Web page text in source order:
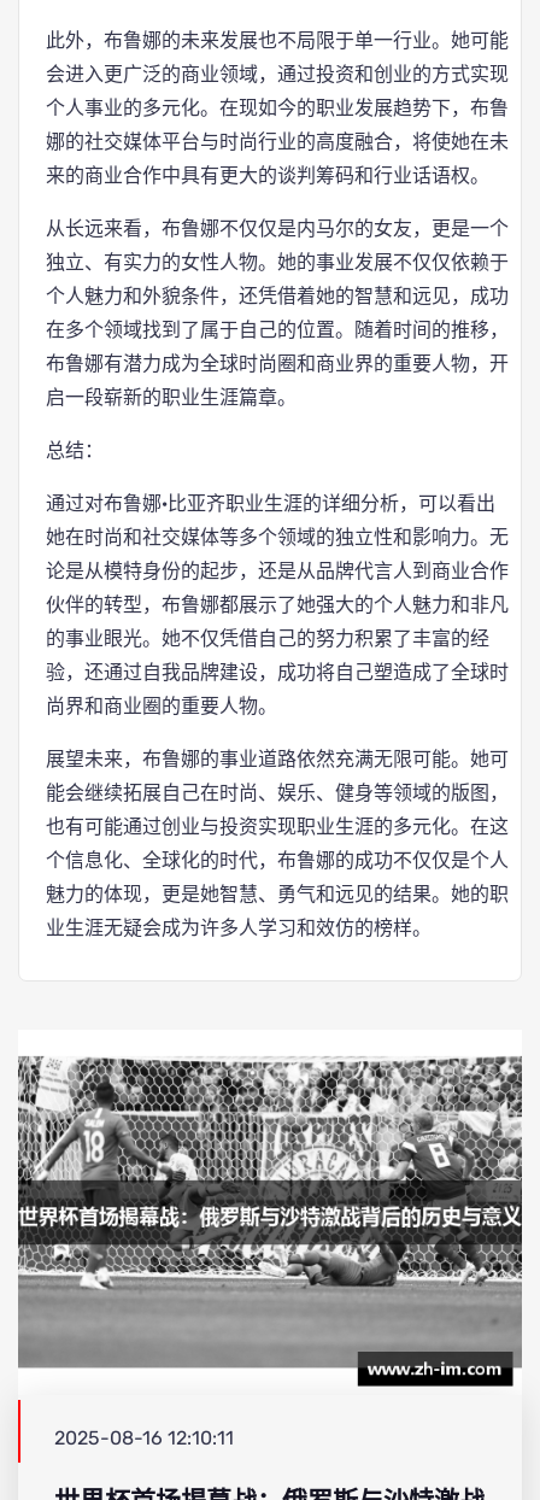
此外，布鲁娜的未来发展也不局限于单一行业。她可能
会进入更广泛的商业领域，通过投资和创业的方式实现
个人事业的多元化。在现如今的职业发展趋势下，布鲁
娜的社交媒体平台与时尚行业的高度融合，将使她在未
来的商业合作中具有更大的谈判筹码和行业话语权。
从长远来看，布鲁娜不仅仅是内马尔的女友，更是一个
独立、有实力的女性人物。她的事业发展不仅仅依赖于
个人魅力和外貌条件，还凭借着她的智慧和远见，成功
在多个领域找到了属于自己的位置。随着时间的推移，
布鲁娜有潜力成为全球时尚圈和商业界的重要人物，开
启一段崭新的职业生涯篇章。
总结：
通过对布鲁娜·比亚齐职业生涯的详细分析，可以看出
她在时尚和社交媒体等多个领域的独立性和影响力。无
论是从模特身份的起步，还是从品牌代言人到商业合作
伙伴的转型，布鲁娜都展示了她强大的个人魅力和非凡
的事业眼光。她不仅凭借自己的努力积累了丰富的经
验，还通过自我品牌建设，成功将自己塑造成了全球时
尚界和商业圈的重要人物。
展望未来，布鲁娜的事业道路依然充满无限可能。她可
能会继续拓展自己在时尚、娱乐、健身等领域的版图，
也有可能通过创业与投资实现职业生涯的多元化。在这
个信息化、全球化的时代，布鲁娜的成功不仅仅是个人
魅力的体现，更是她智慧、勇气和远见的结果。她的职
业生涯无疑会成为许多人学习和效仿的榜样。
2025-08-16 12:10:11